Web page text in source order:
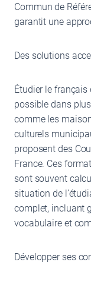
Commun de
garantit une
Des solutions
Étudier le
possible dans
comme les
culturels
proposent des
France. Ces
sont souvent
situation de
complet, incluant
vocabulaire et
Développer ses